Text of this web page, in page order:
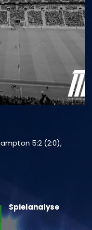
5:2 (2:0),
Spielanalyse